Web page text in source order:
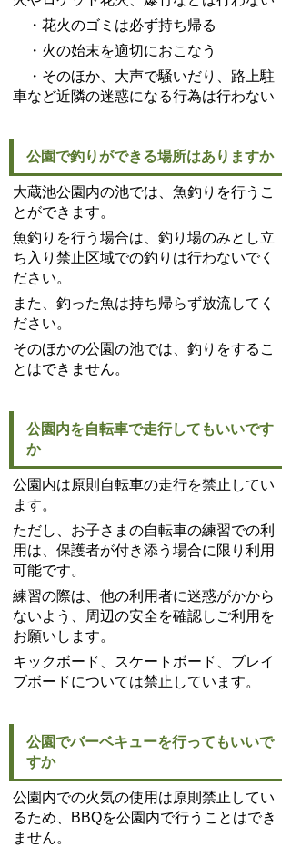
・花火のゴミは必ず持ち帰る
・火の始末を適切におこなう
・そのほか、大声で騒いだり、路上駐
車など近隣の迷惑になる行為は行わない
公園で釣りができる場所はありますか
大蔵池公園内の池では、魚釣りを行うこ
とができます。
魚釣りを行う場合は、釣り場のみとし立
ち入り禁止区域での釣りは行わないでく
ださい。
また、釣った魚は持ち帰らず放流してく
ださい。
そのほかの公園の池では、釣りをするこ
とはできません。
公園内を自転車で走行してもいいです
か
公園内は原則自転車の走行を禁止してい
ます。
ただし、お子さまの自転車の練習での利
用は、保護者が付き添う場合に限り利用
可能です。
練習の際は、他の利用者に迷惑がかから
ないよう、周辺の安全を確認しご利用を
お願いします。
キックボード、スケートボード、ブレイ
ブボードについては禁止しています。
公園でバーベキューを行ってもいいで
すか
公園内での火気の使用は原則禁止してい
るため、BBQを公園内で行うことはでき
ません。